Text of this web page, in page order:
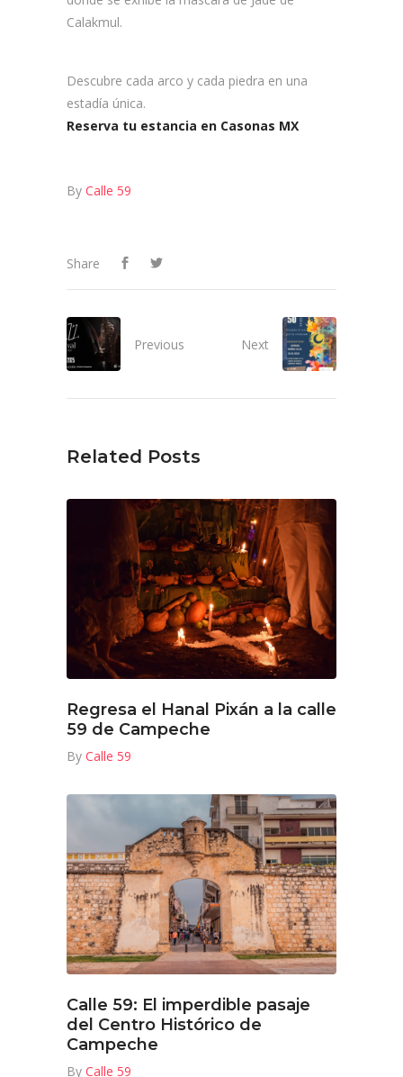
Calakmul.
Descubre cada arco y cada piedra en una
estadía única.
Reserva tu estancia en Casonas MX
By Calle 59
Share
Previous Next
Related Posts
Regresa el Hanal Pixán a la calle
59 de Campeche
By Calle 59
Calle 59: El imperdible pasaje
del Centro Histórico de
Campeche
By Calle 59